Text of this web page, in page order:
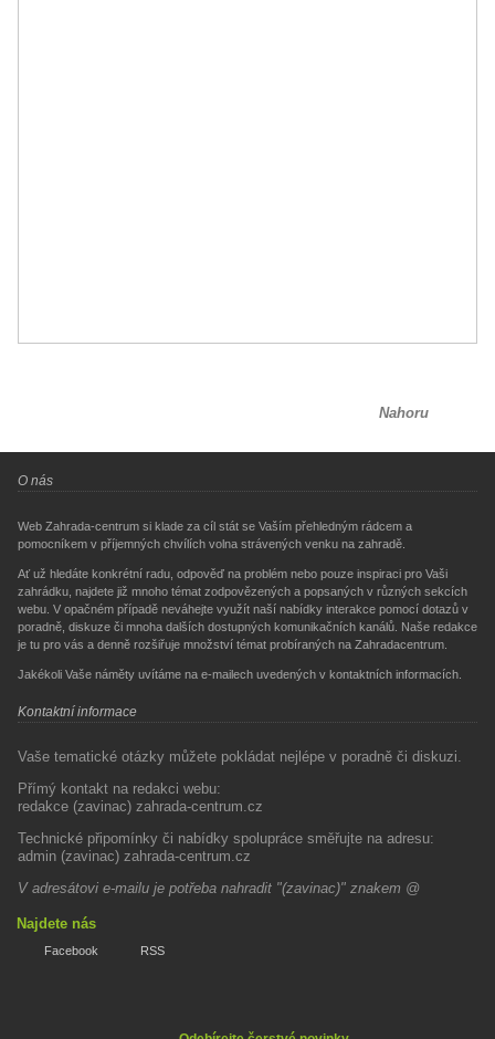
Nahoru
O nás
Web Zahrada-centrum si klade za cíl stát se Vaším přehledným rádcem a
pomocníkem v příjemných chvílích volna strávených venku na zahradě.
Ať už hledáte konkrétní radu, odpověď na problém nebo pouze inspiraci pro Vaši
zahrádku, najdete již mnoho témat zodpovězených a popsaných v různých sekcích
webu. V opačném případě neváhejte využít naší nabídky interakce pomocí dotazů v
poradně, diskuze či mnoha dalších dostupných komunikačních kanálů. Naše redakce
je tu pro vás a denně rozšiřuje množství témat probíraných na Zahradacentrum.
Jakékoli Vaše náměty uvítáme na e-mailech uvedených v kontaktních informacích.
Kontaktní informace
Vaše tematické otázky můžete pokládat nejlépe v poradně či diskuzi.
Přímý kontakt na redakci webu:
redakce (zavinac) zahrada-centrum.cz
Technické připomínky či nabídky spolupráce směřujte na adresu:
admin (zavinac) zahrada-centrum.cz
V adresátovi e-mailu je potřeba nahradit "(zavinac)" znakem @
Najdete nás
Facebook RSS